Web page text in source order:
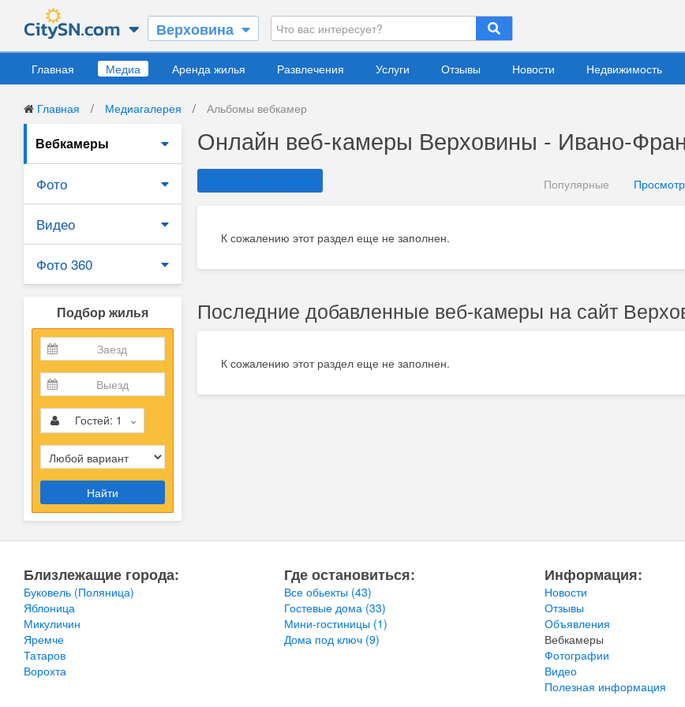
Верховина
Главная Медиа Аренда жилья Развлечения Услуги Отзывы Новости Недвижимость
Главная / Медиагалерея / Альбомы вебкамер
Вебкамеры
Фото
Видео
Фото 360
Подбор жилья
Гостей: 1
Найти
Онлайн веб-камеры Верховины - Ивано-
Добавить вебкамеру Популярные
К сожалению этот раздел еще не заполнен.
Последние добавленные веб-камеры на сайт
К сожалению этот раздел еще не заполнен.
Близлежащие города:
Буковель (Поляница)
Яблоница
Микуличин
Яремче
Татаров
Ворохта
Где остановиться:
Все обьекты (43)
Гостевые дома (33)
Мини-гостиницы (1)
Дома под ключ (9)
Информация:
Новости
Отзывы
Объявления
Вебкамеры
Фотографии
Видео
Полезная информация